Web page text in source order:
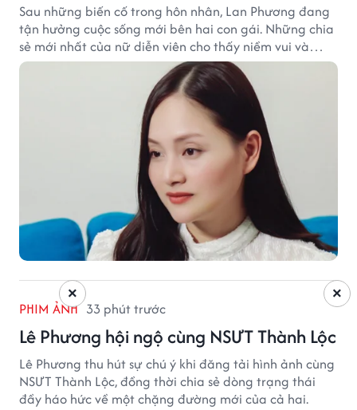
Sau những biến cố trong hôn nhân, Lan Phương đang
tận hưởng cuộc sống mới bên hai con gái. Những chia
sẻ mới nhất của nữ diễn viên cho thấy niềm vui và
hạnh phúc hiện tại đến từ những điều bình dị mỗi
PHIM ẢNH 33 phút trước
Lê Phương hội ngộ cùng NSƯT Thành Lộc
Lê Phương thu hút sự chú ý khi đăng tải hình ảnh cùng
NSƯT Thành Lộc, đồng thời chia sẻ dòng trạng thái
đầy háo hức về một chặng đường mới của cả hai.
×
×